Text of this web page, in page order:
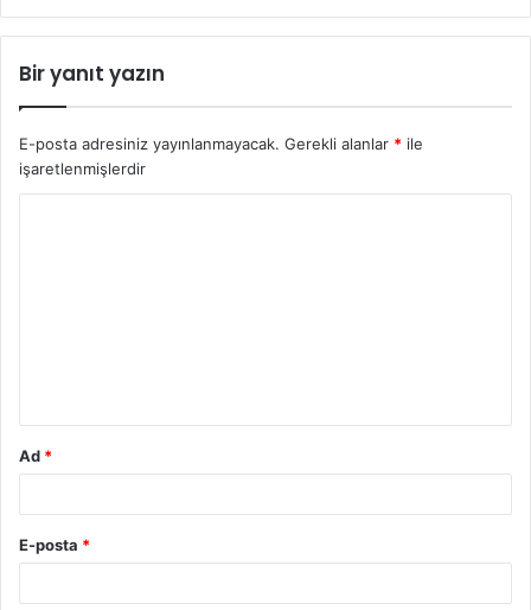
Bir yanıt yazın
E-posta adresiniz yayınlanmayacak. Gerekli alanlar * ile
işaretlenmişlerdir
Ad *
E-posta *